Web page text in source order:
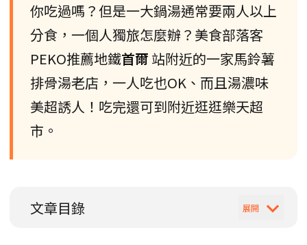
你吃過嗎？但是一大鍋湯通常要兩人以上
分食，一個人獨旅怎麼辦？美食部落客
PEKO推薦地鐵首爾 站附近的一家馬鈴薯
排骨湯老店，一人吃也OK、而且湯濃味
美超誘人！吃完還可到附近逛逛樂天超
市。
文章目錄